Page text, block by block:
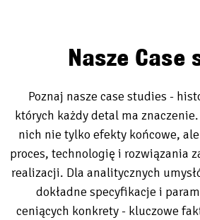
Nasze Case
Poznaj nasze case studies -
których każdy detal ma
nich nie tylko efekty końcowe,
proces, technologię i rozwiązania
realizacji. Dla analitycznych
dokładne specyfikacje i
ceniących konkrety - kluczowe